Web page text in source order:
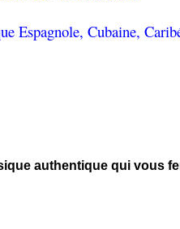
Espagnole, Cubaine,
authentique qui vous